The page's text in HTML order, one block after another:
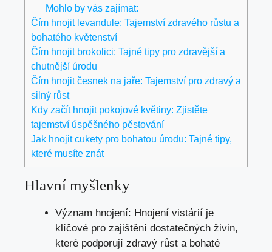
Mohlo by vás zajímat:
Čím hnojit levandule: Tajemství zdravého růstu a
bohatého květenství
Čím hnojit brokolici: Tajné tipy pro zdravější a
chutnější úrodu
Čím hnojit česnek na jaře: Tajemství pro zdravý a
silný růst
Kdy začít hnojit pokojové květiny: Zjistěte
tajemství úspěšného pěstování
Jak hnojit cukety pro bohatou úrodu: Tajné tipy,
které musíte znát
Hlavní myšlenky
Význam hnojení: Hnojení vistárií je
klíčové pro zajištění dostatečných živin,
které podporují zdravý růst a bohaté